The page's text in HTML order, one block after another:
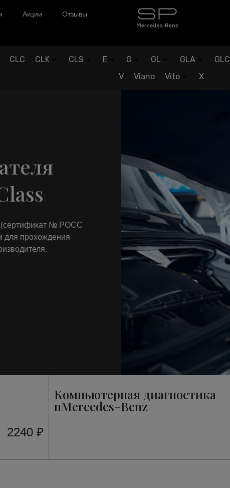
Акции Отзывы
CLC CLK CLS E G GL GLA GLC
V
Viano Vito X
(сертификат № РОСС
для прохождения
2240 ₽
Компьютерная диагностика
nMercedes-Benz